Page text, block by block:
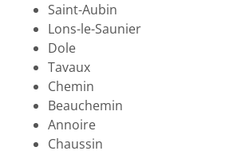
Saint-Aubin
Lons-le-Saunier
Dole
Tavaux
Chemin
Beauchemin
Annoire
Chaussin